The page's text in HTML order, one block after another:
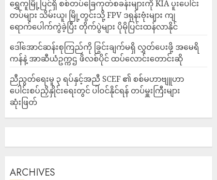
‎ရွှေကူမြို့ပြင်ရှိ စစ်တပ်ခြေကုတ်စခန်းများကို KIA ပူးပေါင်း
တပ်များ သိမ်းယူ၊ မြို့တွင်းသို့ FPV ဒရုန်းဗုံးများ ကျ
ရောက်ပေါက်ကွဲခဲ့ပြီး တိုက်ပွဲများ ပိုမိုပြင်းထန်လာနိုင်
ဒေါ်အောင်ဆန်းစုကြည်ကို ခြွင်းချက်မရှိ လွှတ်ပေးဖို့ အမေရိ
ကန်နဲ့ အာဆီယံဥက္ကဌ ဖိလစ်ပိုင် ထပ်လောင်းတောင်းဆို
ညီညွတ်ရေးမူ ၃ ရပ်နှင့်အညီ SCEF ၏ စစ်မဟာဗျူဟာ
ပေါင်းစပ်ညှိနှိုင်းရေးတွင် ပါဝင်နိုင်ရန် တပ်မှူးကြီးများ
ဆုံးဖြတ်
ARCHIVES